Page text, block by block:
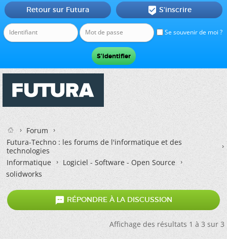
Se souvenir de moi ?
Retour sur Futura  S'inscrire
Forum
Futura-Techno : les forums de l'informatique et des
technologies
Informatique
Logiciel - Software - Open Source
solidworks
 RÉPONDRE À LA DISCUSSION
Affichage des résultats 1 à 3 sur 3